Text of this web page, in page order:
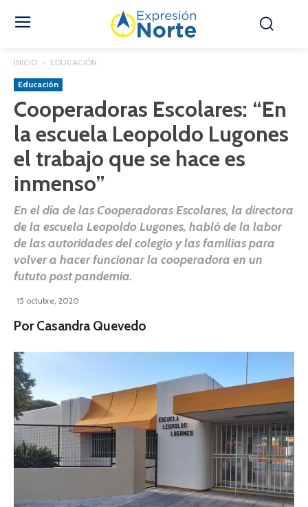
INICIO EDUCACIÓN
Educación
Cooperadoras Escolares: “En
la escuela Leopoldo Lugones
el trabajo que se hace es
inmenso”
En el día de las Cooperadoras Escolares, la directora
de la escuela Leopoldo Lugones, habló de la labor
de las autoridades del colegio y las familias para
volver a hacer funcionar la cooperadora en un
fututo post pandemia.
15 octubre, 2020
Por Casandra Quevedo